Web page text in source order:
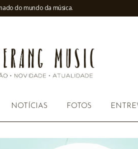
do mundo da música.
NOTÍCIAS FOTOS